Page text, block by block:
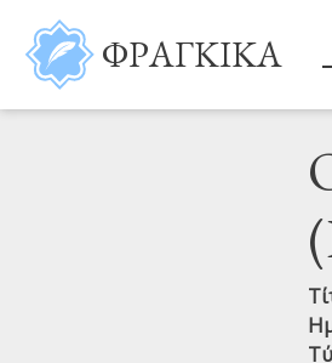
Παράκαμψη προς το κυρίως
ΦΡΑΓΚΙΚΑ